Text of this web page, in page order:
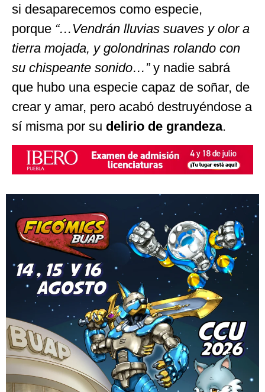
si desaparecemos como especie,
porque “…Vendrán lluvias suaves y olor a
tierra mojada, y golondrinas rolando con
su chispeante sonido…”y nadie sabrá
que hubo una especie capaz de soñar, de
crear y amar, pero acabó destruyéndose a
sí misma por su delirio de grandeza.